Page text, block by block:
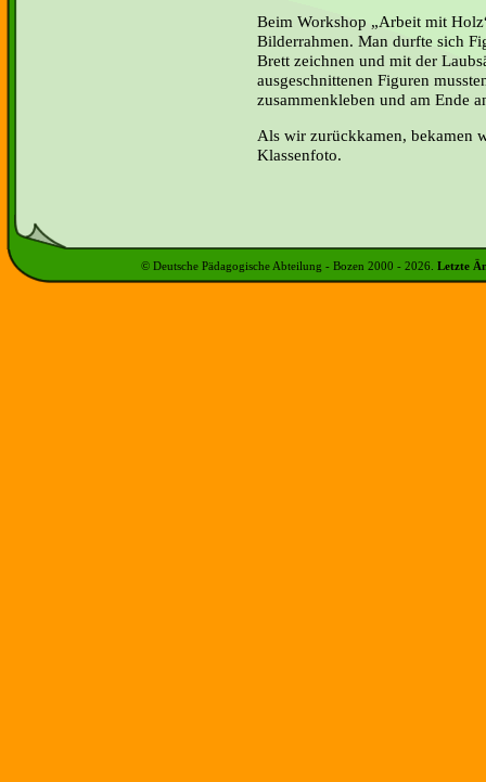
Beim Workshop „Arbeit mit
Bilderrahmen. Man durfte sich
Brett zeichnen und mit der
ausgeschnittenen Figuren
zusammenkleben und am Ende
Als wir zurückkamen, bekamen
Klassenfoto.
© Deutsche Pädagogische Abteilung - Bozen 2000 - 2026 Letzte